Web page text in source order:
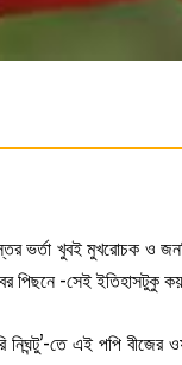
ভর্তা খুবই মুখরোচক ও
পিছনে -সেই ইতিহাসটুকু
তে এই পপি বীজের